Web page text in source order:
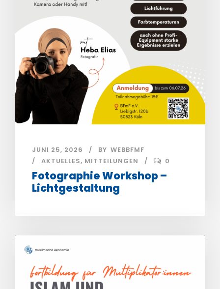
JUNI 25, 2026 BY WEBBFMF
AKTUELLES, MITTEILUNGEN 0
Fotographie Workshop –
Lichtgestaltung